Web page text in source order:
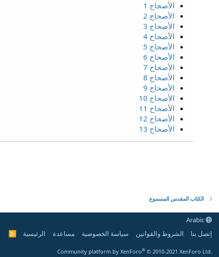
الأصحاح 1
الأصحاح 2
الأصحاح 3
الأصحاح 4
الأصحاح 5
الأصحاح 6
الأصحاح 7
الأصحاح 8
الأصحاح 9
الأصحاح 10
الأصحاح 11
الأصحاح 12
الأصحاح 13
الكتاب المقدس المسموع
Arabic
إتصل بنا
الشروط والقوانين سياسة الخصوصية مساعدة الرئيسية
R
Community platform by XenForo® © 2010-2021 XenForo Ltd.